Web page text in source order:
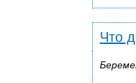
Что